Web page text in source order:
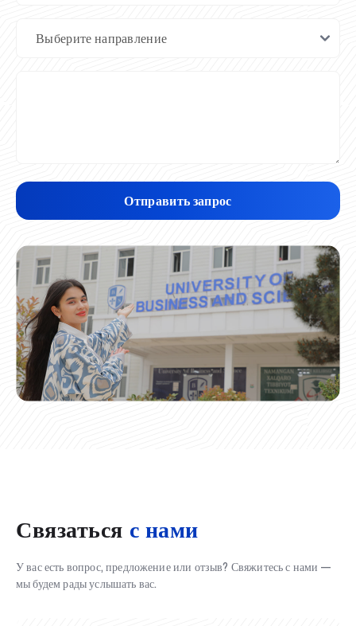
Отправить запрос
Связаться с нами
У вас есть вопрос, предложение или отзыв? Свяжитесь с нами —
мы будем рады услышать вас.